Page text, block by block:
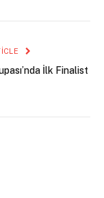
İlk Finalist